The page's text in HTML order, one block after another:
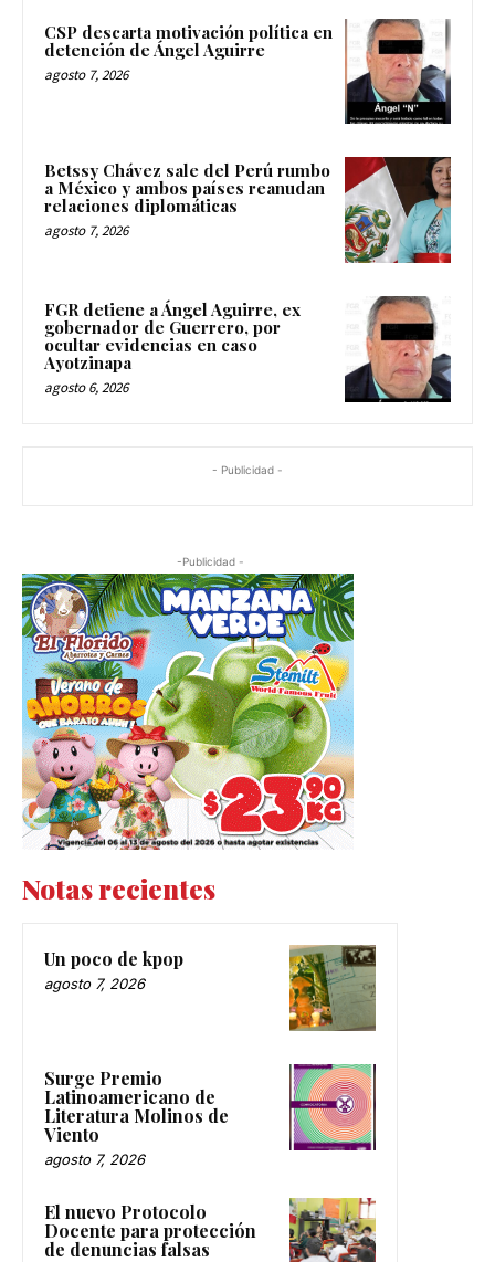
CSP descarta motivación política en
detención de Ángel Aguirre
agosto 7, 2026
Betssy Chávez sale del Perú rumbo
a México y ambos países reanudan
relaciones diplomáticas
agosto 7, 2026
FGR detiene a Ángel Aguirre, ex
gobernador de Guerrero, por
ocultar evidencias en caso
Ayotzinapa
agosto 6, 2026
- Publicidad -
-Publicidad -
Notas recientes
Un poco de kpop
agosto 7, 2026
Surge Premio
Latinoamericano de
Literatura Molinos de
Viento
agosto 7, 2026
El nuevo Protocolo
Docente para protección
de denuncias falsas